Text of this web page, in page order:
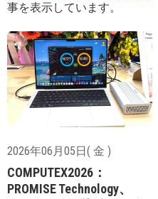
事を表示しています。
2026年06月05日( 金 )
COMPUTEX2026：
PROMISE Technology、